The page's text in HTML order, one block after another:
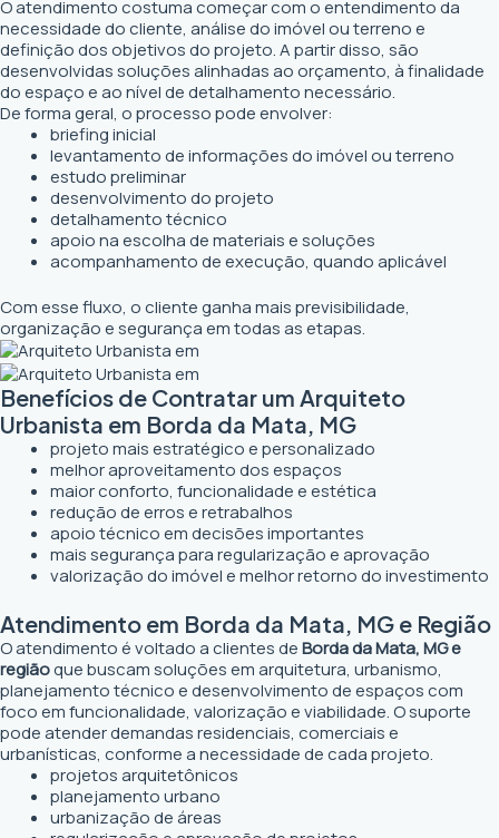
O atendimento costuma começar com o entendimento da
necessidade do cliente, análise do imóvel ou terreno e
definição dos objetivos do projeto. A partir disso, são
desenvolvidas soluções alinhadas ao orçamento, à finalidade
do espaço e ao nível de detalhamento necessário.
De forma geral, o processo pode envolver:
briefing inicial
levantamento de informações do imóvel ou terreno
estudo preliminar
desenvolvimento do projeto
detalhamento técnico
apoio na escolha de materiais e soluções
acompanhamento de execução, quando aplicável
Com esse fluxo, o cliente ganha mais previsibilidade,
organização e segurança em todas as etapas.
Benefícios de Contratar um Arquiteto
Urbanista em Borda da Mata, MG
projeto mais estratégico e personalizado
melhor aproveitamento dos espaços
maior conforto, funcionalidade e estética
redução de erros e retrabalhos
apoio técnico em decisões importantes
mais segurança para regularização e aprovação
valorização do imóvel e melhor retorno do investimento
Atendimento em Borda da Mata, MG e Região
O atendimento é voltado a clientes deBorda da Mata, MG e
regiãoque buscam soluções em arquitetura, urbanismo,
planejamento técnico e desenvolvimento de espaços com
foco em funcionalidade, valorização e viabilidade. O suporte
pode atender demandas residenciais, comerciais e
urbanísticas, conforme a necessidade de cada projeto.
projetos arquitetônicos
planejamento urbano
urbanização de áreas